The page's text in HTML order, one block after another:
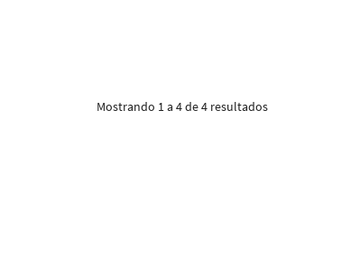
Mostrando 1 a 4 de 4 resultados